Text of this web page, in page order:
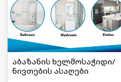
აბაზანის ხელმოსაჭიდი/
ნივთების ასაღები